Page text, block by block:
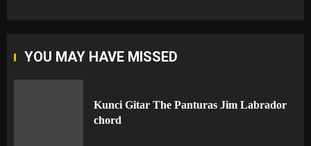
YOU MAY HAVE MISSED
Kunci Gitar The Panturas Jim Labrador
chord